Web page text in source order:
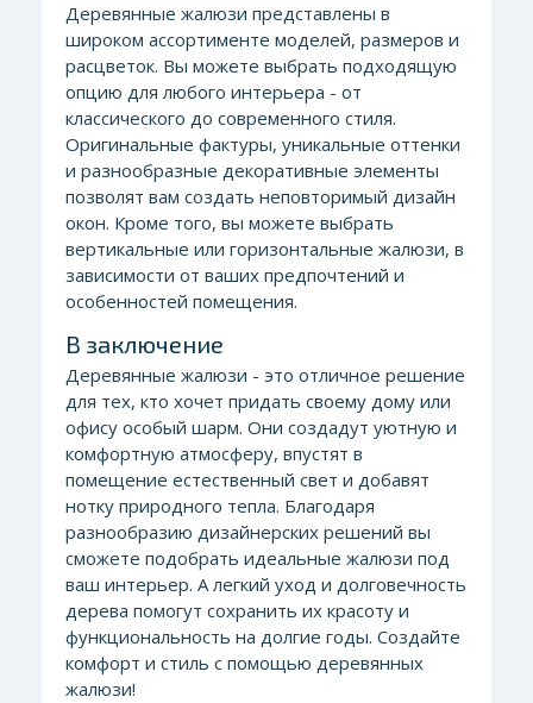
Деревянные жалюзи представлены в
широком ассортименте моделей, размеров и
расцветок. Вы можете выбрать подходящую
опцию для любого интерьера - от
классического до современного стиля.
Оригинальные фактуры, уникальные оттенки
и разнообразные декоративные элементы
позволят вам создать неповторимый дизайн
окон. Кроме того, вы можете выбрать
вертикальные или горизонтальные жалюзи, в
зависимости от ваших предпочтений и
особенностей помещения.
В заключение
Деревянные жалюзи - это отличное решение
для тех, кто хочет придать своему дому или
офису особый шарм. Они создадут уютную и
комфортную атмосферу, впустят в
помещение естественный свет и добавят
нотку природного тепла. Благодаря
разнообразию дизайнерских решений вы
сможете подобрать идеальные жалюзи под
ваш интерьер. А легкий уход и долговечность
дерева помогут сохранить их красоту и
функциональность на долгие годы. Создайте
комфорт и стиль с помощью деревянных
жалюзи!